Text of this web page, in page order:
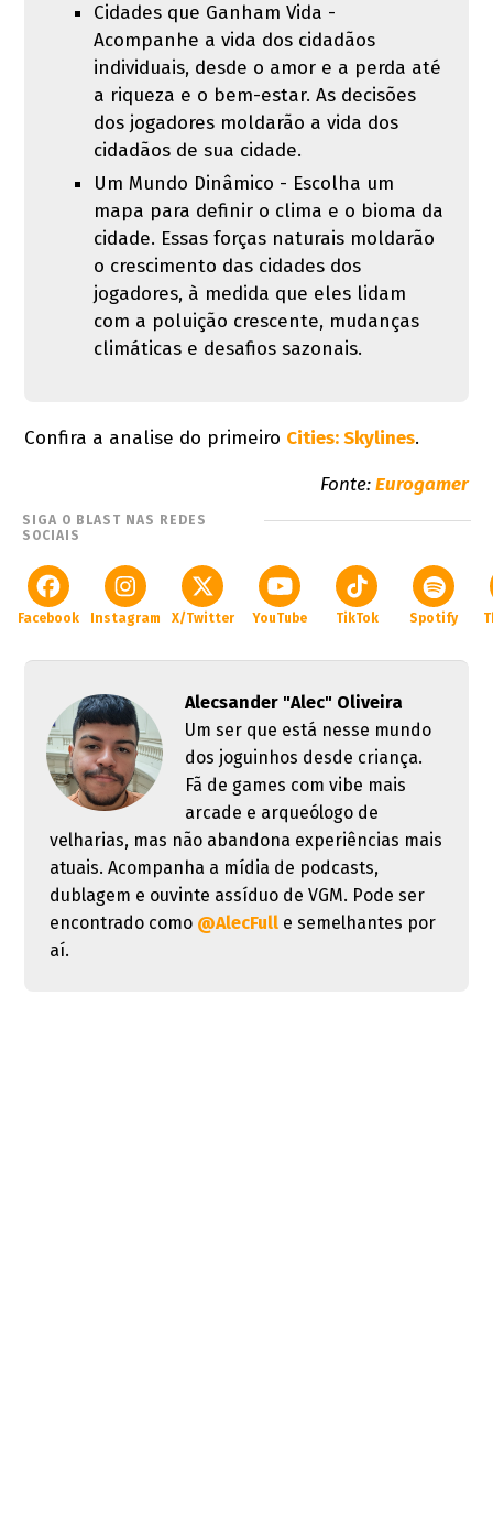
Cidades que Ganham Vida -
Acompanhe a vida dos cidadãos
individuais, desde o amor e a perda até
a riqueza e o bem-estar. As decisões
dos jogadores moldarão a vida dos
cidadãos de sua cidade.
Um Mundo Dinâmico - Escolha um
mapa para definir o clima e o bioma da
cidade. Essas forças naturais moldarão
o crescimento das cidades dos
jogadores, à medida que eles lidam
com a poluição crescente, mudanças
climáticas e desafios sazonais.
Confira a analise do primeiro Cities: Skylines.
Fonte:Eurogamer
SIGA O BLAST NAS REDES
SOCIAIS
Facebook Instagram X/Twitter YouTube TikTok Spotify
Alecsander "Alec" Oliveira
Um ser que está nesse mundo
dos joguinhos desde criança.
Fã de games com vibe mais
arcade e arqueólogo de
velharias, mas não abandona experiências mais
atuais. Acompanha a mídia de podcasts,
dublagem e ouvinte assíduo de VGM. Pode ser
encontrado como @AlecFulle semelhantes por
aí.